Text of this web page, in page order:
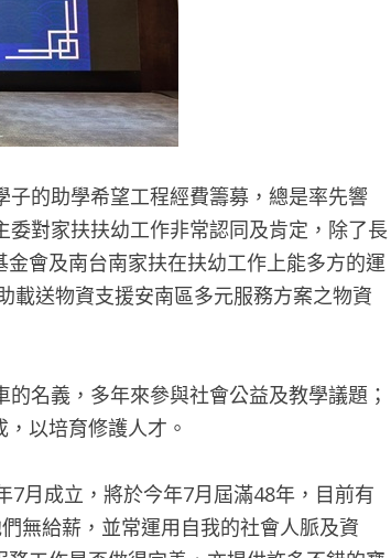
的助學希望工程經費籌募，總是率先響
對家扶扶幼工作非常認同及肯定，除了長
會及南台南家扶在扶幼工作上能多方的運
載送物資支援安南區多元服務方案之物資
名義，多年來參與社會公益及教學議題；
以培育修護人才。
月成立，將於今年7月屆滿48年，目前有
無給薪，並常運用自我的社會人脈及資